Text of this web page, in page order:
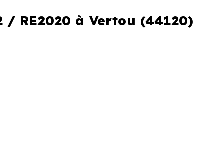
aussi comprendre les
ne se valent pas, et les
et de conception.
/ RE2020 à Vertou (44120)